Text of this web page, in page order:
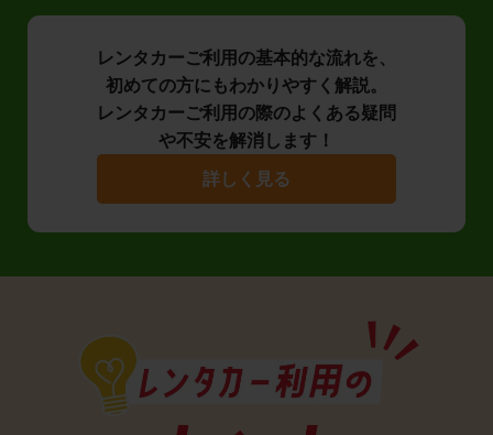
レンタカーご利用の基本的な流れを、
初めての方にもわかりやすく解説。
レンタカーご利用の際のよくある疑問
や不安を解消します！
詳しく見る